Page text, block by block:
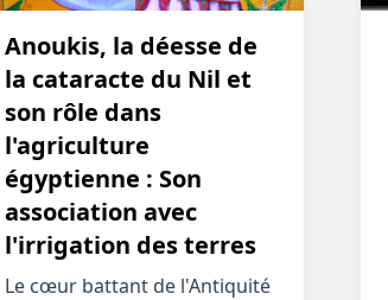
Anoukis, la déesse de
la cataracte du Nil et
son rôle dans
l'agriculture
égyptienne : Son
association avec
l'irrigation des terres
Le cœur battant de l'Antiquité